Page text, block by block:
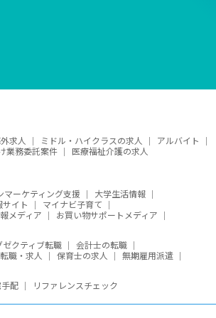
求人 ミドル・ハイクラスの求人
アルバイト
業務委託案件
医療福祉介護の求人
マーケティング支援
大学生活情報
サイト
マイナビ子育て
メディア
お買い物サポートメディア
ゼクティブ転職
会計士の転職
職・求人
保育士の求人 無期雇用派遣
配 リファレンスチェック